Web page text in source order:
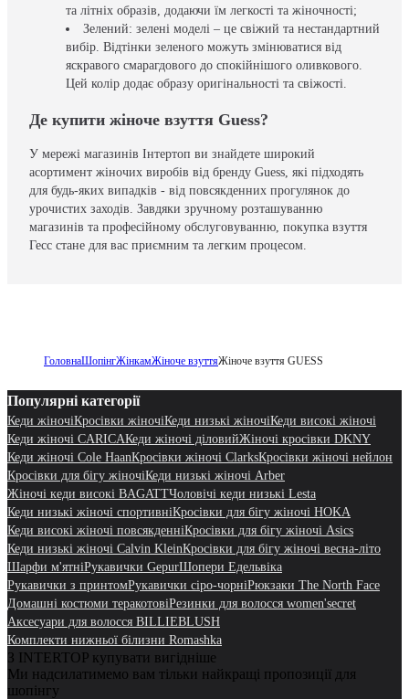
та літніх образів, додаючи їм легкості та жіночності;
Зелений: зелені моделі – це свіжий та нестандартний
вибір. Відтінки зеленого можуть змінюватися від
яскравого смарагдового до спокійнішого оливкового.
Цей колір додає образу оригінальності та свіжості.
Де купити жіноче взуття Guess?
У мережі магазинів Інтертоп ви знайдете широкий
асортимент жіночих виробів від бренду Guess, які підходять
для будь-яких випадків - від повсякденних прогулянок до
урочистих заходів. Завдяки зручному розташуванню
магазинів та професійному обслуговуванню, покупка взуття
Гесс стане для вас приємним та легким процесом.
ГоловнаШопінгЖінкамЖіноче взуттяЖіноче взуття GUESS
Популярні категорії
Кеди жіночіКросівки жіночіКеди низькі жіночіКеди високі жіночі
Кеди жіночі CARICAКеди жіночі діловийЖіночі кросівки DKNY
Кеди жіночі Cole HaanКросівки жіночі ClarksКросівки жіночі нейлон
Кросівки для бігу жіночіКеди низькі жіночі Arber
Жіночі кеди високі BAGATTЧоловічі кеди низькі Lesta
Кеди низькі жіночі спортивніКросівки для бігу жіночі HOKA
Кеди високі жіночі повсякденніКросівки для бігу жіночі Asics
Кеди низькі жіночі Calvin KleinКросівки для бігу жіночі весна-літо
Шарфи м'ятніРукавички GepurШопери Едельвіка
Рукавички з принтомРукавички сіро-чорніРюкзаки The North Face
Домашні костюми теракотовіРезинки для волосся women'secret
Аксесуари для волосся BILLIEBLUSH
Комплекти нижньої білизни Romashka
З INTERTOP купувати вигідніше
Ми надсилатимемо вам тільки найкращі пропозиції для
шопінгу